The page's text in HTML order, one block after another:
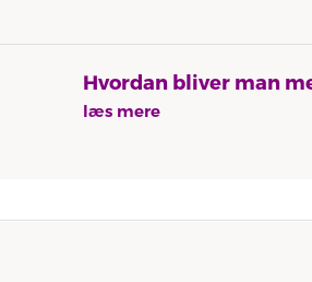
Hvordan bliver man
læs mere